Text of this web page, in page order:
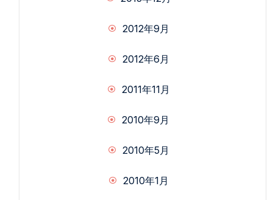
2012年9月
2012年6月
2011年11月
2010年9月
2010年5月
2010年1月